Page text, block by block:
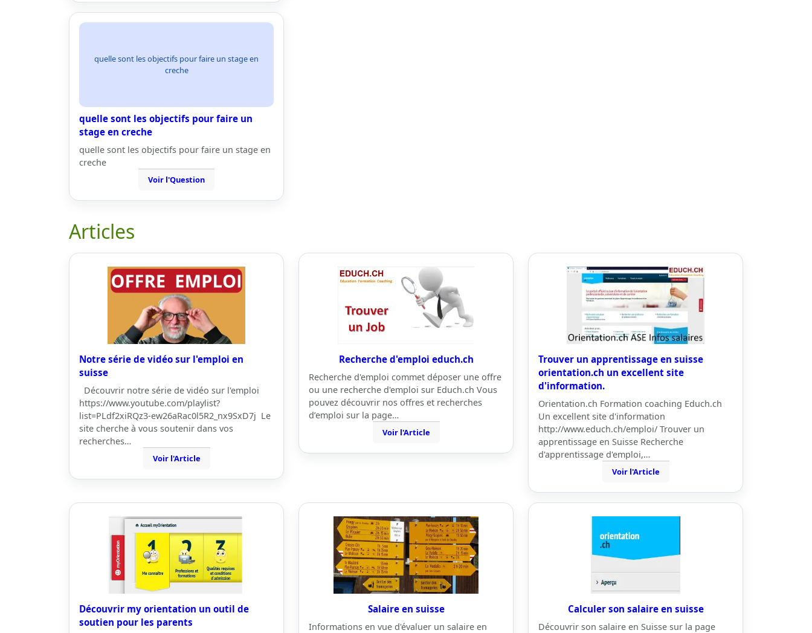
quelle sont les objectifs pour faire un stage en
creche
quelle sont les objectifs pour faire un
stage en creche
quelle sont les objectifs pour faire un stage en
creche
Voir l'Question
Articles
Notre série de vidéo sur l'emploi en
suisse
Découvrir notre série de vidéo sur l'emploi
https://www.youtube.com/playlist?
list=PLdf2xiRQz3-ew26aRac0l5R2_nx9SxD7j Le
site cherche à vous soutenir dans vos
recherches…
Voir l'Article
Recherche d'emploi educh.ch
Recherche d'emploi commet déposer une offre
ou une recherche d'emploi sur Educh.ch Vous
pouvez découvrir nos offres et recherches
d’emploi sur la page…
Voir l'Article
Trouver un apprentissage en suisse
orientation.ch un excellent site
d'information.
Orientation.ch Formation coaching Educh.ch
Un excellent site d'information
http://www.educh.ch/emploi/ Trouver un
apprentissage en Suisse Recherche
d'apprentissage d'emploi,…
Voir l'Article
Découvrir my orientation un outil de
soutien pour les parents
Salaire en suisse
Informations en vue d'évaluer un salaire en
Calculer son salaire en suisse
Découvrir son salaire en Suisse sur la page